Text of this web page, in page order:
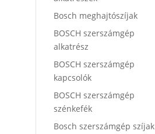
Bosch meghajtószíjak
BOSCH szerszámgép
alkatrész
BOSCH szerszámgép
kapcsolók
BOSCH szerszámgép
szénkefék
Bosch szerszámgép szíjak